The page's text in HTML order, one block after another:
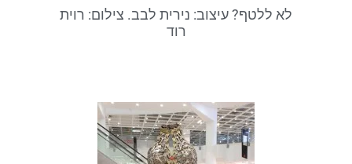
לא ללטף? עיצוב: נירית לבב. צילום: רוית
רוד